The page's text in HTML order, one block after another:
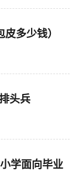
多少钱）
头兵
学面向毕业